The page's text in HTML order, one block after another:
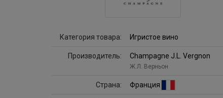
Категория товара: Игристое вино
Производитель: Champagne J.L. Vergnon
Ж.Л. Верньон
Страна: Франция